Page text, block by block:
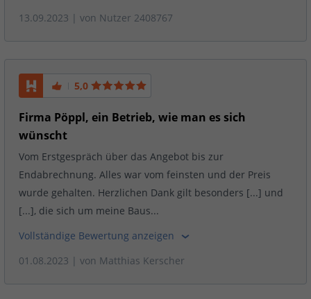
13.09.2023 | von Nutzer 2408767
5,0
Firma Pöppl, ein Betrieb, wie man es sich
wünscht
Vom Erstgespräch über das Angebot bis zur
Endabrechnung. Alles war vom feinsten und der Preis
wurde gehalten. Herzlichen Dank gilt besonders [...] und
[...], die sich um meine Baus...
Vollständige Bewertung anzeigen
01.08.2023 | von Matthias Kerscher